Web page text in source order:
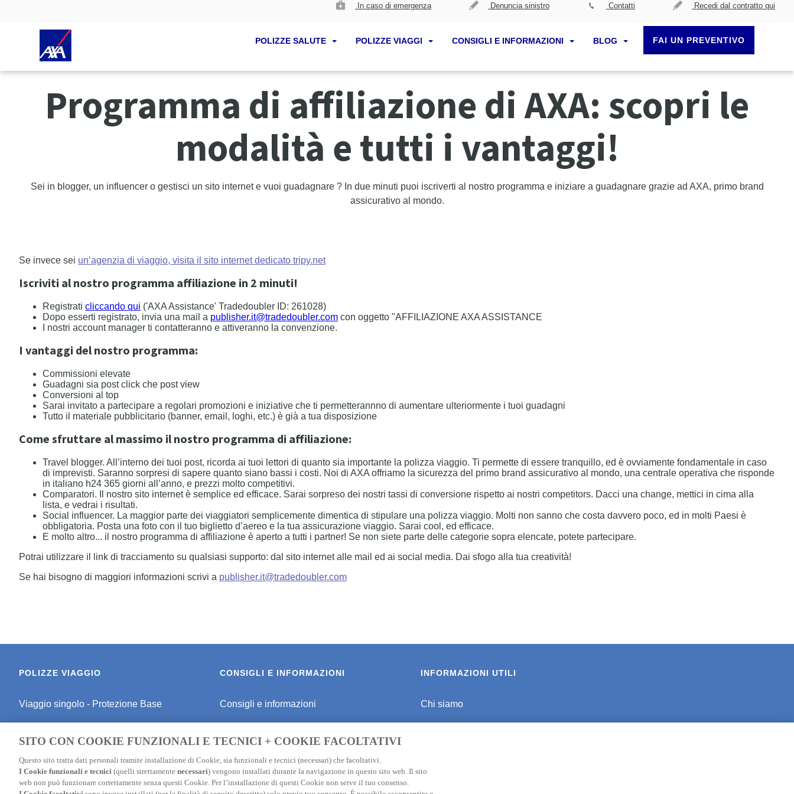
In caso di emergenza Denuncia sinistro Contatti Recedi dal contratto qui
POLIZZE SALUTE POLIZZE VIAGGI CONSIGLI E INFORMAZIONI BLOG FAI UN PREVENTIVO
Programma di affiliazione di AXA: scopri le
modalità e tutti i vantaggi!
Sei in blogger, un influencer o gestisci un sito internet e vuoi guadagnare ? In due minuti puoi iscriverti al nostro programma e iniziare a guadagnare grazie ad AXA, primo brand
assicurativo al mondo.
Se invece sei un’agenzia di viaggio, visita il sito internet dedicato tripy.net
Iscriviti al nostro programma affiliazione in 2 minuti!
Registrati cliccando qui ('AXA Assistance' Tradedoubler ID: 261028)
Dopo esserti registrato, invia una mail a publisher.it@tradedoubler.com con oggetto "AFFILIAZIONE AXA ASSISTANCE
I nostri account manager ti contatteranno e attiveranno la convenzione.
I vantaggi del nostro programma:
Commissioni elevate
Guadagni sia post click che post view
Conversioni al top
Sarai invitato a partecipare a regolari promozioni e iniziative che ti permetterannno di aumentare ulteriormente i tuoi guadagni
Tutto il materiale pubblicitario (banner, email, loghi, etc.) è già a tua disposizione
Come sfruttare al massimo il nostro programma di affiliazione:
Travel blogger. All’interno dei tuoi post, ricorda ai tuoi lettori di quanto sia importante la polizza viaggio. Ti permette di essere tranquillo, ed è ovviamente fondamentale in caso
di imprevisti. Saranno sorpresi di sapere quanto siano bassi i costi. Noi di AXA offriamo la sicurezza del primo brand assicurativo al mondo, una centrale operativa che risponde
in italiano h24 365 giorni all’anno, e prezzi molto competitivi.
Comparatori. Il nostro sito internet è semplice ed efficace. Sarai sorpreso dei nostri tassi di conversione rispetto ai nostri competitors. Dacci una change, mettici in cima alla
lista, e vedrai i risultati.
Social influencer. La maggior parte dei viaggiatori semplicemente dimentica di stipulare una polizza viaggio. Molti non sanno che costa davvero poco, ed in molti Paesi è
obbligatoria. Posta una foto con il tuo biglietto d’aereo e la tua assicurazione viaggio. Sarai cool, ed efficace.
E molto altro... il nostro programma di affiliazione è aperto a tutti i partner! Se non siete parte delle categorie sopra elencate, potete partecipare.
Potrai utilizzare il link di tracciamento su qualsiasi supporto: dal sito internet alle mail ed ai social media. Dai sfogo alla tua creatività!
Se hai bisogno di maggiori informazioni scrivi a publisher.it@tradedoubler.com
POLIZZE VIAGGIO
Viaggio singolo - Protezione Base
Polizza Studenti
CONSIGLI E INFORMAZIONI
Consigli e informazioni
Assicurazione Viaggio Giappone
INFORMAZIONI UTILI
Chi siamo
FAQ
SITO CON COOKIE FUNZIONALI E TECNICI + COOKIE FACOLTATIVI
Questo sito tratta dati personali tramite installazione di Cookie, sia funzionali e tecnici (necessari) che facoltativi.
I Cookie funzionali e tecnici (quelli strettamente necessari) vengono installati durante la navigazione in questo sito web. Il sito
web non può funzionare correttamente senza questi Cookie. Per l’installazione di questi Cookie non serve il tuo consenso.